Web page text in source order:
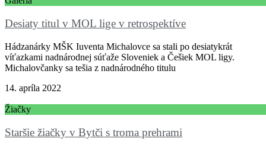
Desiaty titul v MOL lige v retrospektíve
Hádzanárky MŠK Iuventa Michalovce sa stali po desiatykrát
víťazkami nadnárodnej súťaže Sloveniek a Češiek MOL ligy.
Michalovčanky sa tešia z nadnárodného titulu
14. apríla 2022
Žiačky
Staršie žiačky v Bytči s troma prehrami